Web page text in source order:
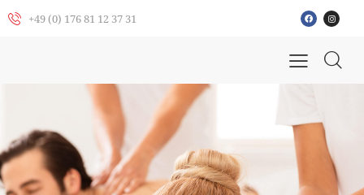
+49 (0) 176 81 12 37 31